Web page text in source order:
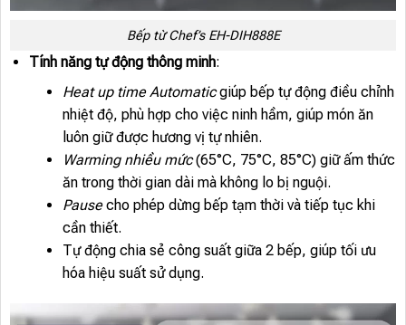
Bếp từ Chef’s EH-DIH888E
Tính năng tự động thông minh:
Heat up time Automaticgiúp bếp tự động điều chỉnh
nhiệt độ, phù hợp cho việc ninh hầm, giúp món ăn
luôn giữ được hương vị tự nhiên.
Warming nhiều mức(65°C, 75°C, 85°C) giữ ấm thức
ăn trong thời gian dài mà không lo bị nguội.
Pausecho phép dừng bếp tạm thời và tiếp tục khi
cần thiết.
Tự động chia sẻ công suất giữa 2 bếp, giúp tối ưu
hóa hiệu suất sử dụng.